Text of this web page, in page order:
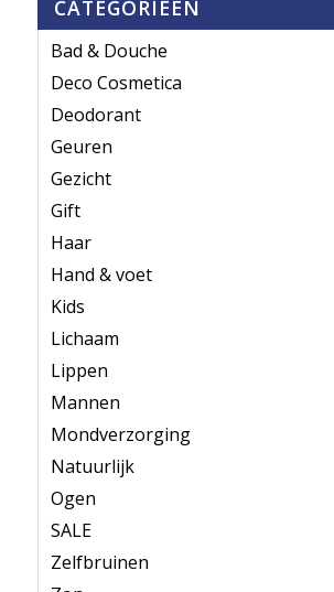
CATEGORIEËN
Bad & Douche
Deco Cosmetica
Deodorant
Geuren
Gezicht
Gift
Haar
Hand & voet
Kids
Lichaam
Lippen
Mannen
Mondverzorging
Natuurlijk
Ogen
SALE
Zelfbruinen